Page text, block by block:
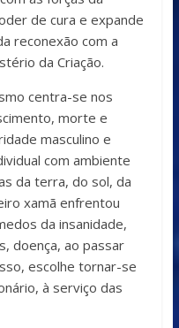
de cura e expande
reconexão com a
da Criação.
centra-se nos
morte e
masculino e
com ambiente
da terra, do sol, da
xamã enfrentou
da insanidade,
doença, ao passar
escolhe tornar-se
à serviço das